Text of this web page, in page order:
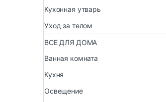
Кухонная утварь
Уход за телом
ВСЕ ДЛЯ ДОМА
Ванная комната
Кухня
Освещение